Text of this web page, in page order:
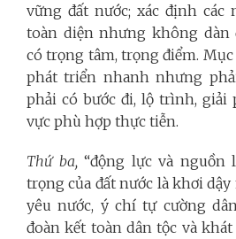
vững đất nước; xác định các
toàn diện nhưng không dàn
có trọng tâm, trọng điểm.
phát triển nhanh nhưng
phải có bước đi, lộ trình,
vực phù hợp thực tiễn.
Thứ ba, “động lực và nguồn
trọng của đất nước là khơi
yêu nước, ý chí tự cường
đoàn kết toàn dân tộc và